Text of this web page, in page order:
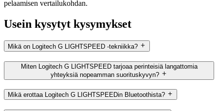
pelaamisen vertailukohdan.
Usein kysytyt kysymykset
Mikä on Logitech G LIGHTSPEED -tekniikka?
Miten Logitech G LIGHTSPEED tarjoaa perinteisiä langattomia
yhteyksiä nopeamman suorituskyvyn?
Mikä erottaa Logitech G LIGHTSPEEDin Bluetoothista?